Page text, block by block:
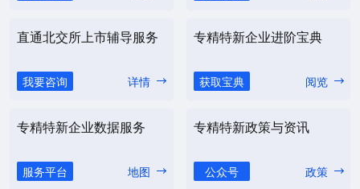
直通北交所上市辅导服务
我要咨询 详情
专精特新企业进阶宝典
获取宝典 阅览
专精特新企业数据服务
服务平台 地图
专精特新政策与资讯
公众号 政策